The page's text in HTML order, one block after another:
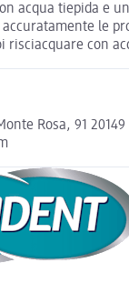
acqua tiepida e
le
risciacquare con
Rosa, 91